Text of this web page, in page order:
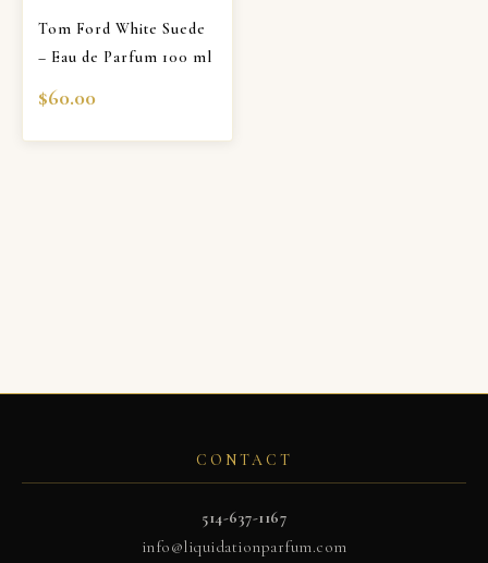
Tom Ford White Suede
– Eau de Parfum 100 ml
$60.00
CONTACT
514-637-1167
info@liquidationparfum.com